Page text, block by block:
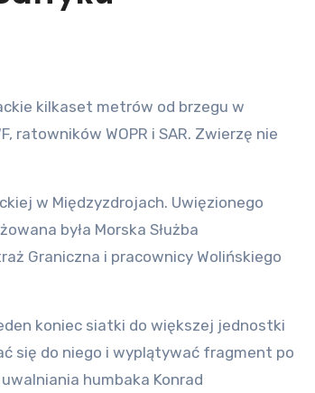
ratowników WOPR i SAR. Zwierzę nie
w Międzyzdrojach. Uwięzionego
była Morska Służba
Graniczna i pracownicy Wolińskiego
koniec siatki do większej jednostki
się do niego i wyplątywać fragment po
humbaka Konrad